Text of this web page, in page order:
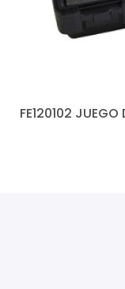
FE120102 JUEGO